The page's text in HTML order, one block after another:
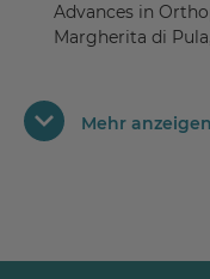
Advances in
Margherita di
Verfahren zur
Wirbelfrakturen“,
Mehr anzeigen